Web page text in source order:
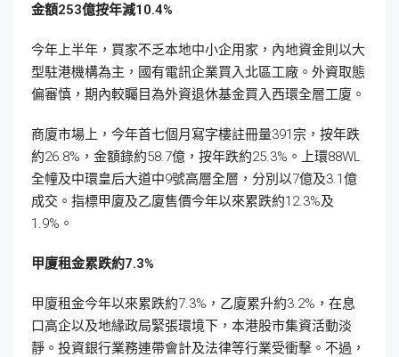
金額253億按年減10.4%
今年上半年，買家不乏本地中小企用家，內地資金則以大
型駐港機構為主，國有電訊企業買入北區工廠。外資取態
偏審慎，期內較矚目為外資退休基金買入西環全層工廈。
商廈市場上，今年首七個月寫字樓註冊量391宗，按年跌
約26.8%，金額錄約58.7億，按年跌約25.3%。上環88WL
全幢及中環皇后大道中9號高層全層，分別以7億及3.1億
成交。指標甲廈及乙廈售價今年以來累跌約12.3%及
1.9%。
甲廈租金累跌約7.3%
甲廈租金今年以來累跌約7.3%，乙廈累升約3.2%，在息
口高企以及地緣政局緊張環境下，本港股市集資活動淡
靜。投資銀行業務連帶會計及法律等行業受衝擊。不過，